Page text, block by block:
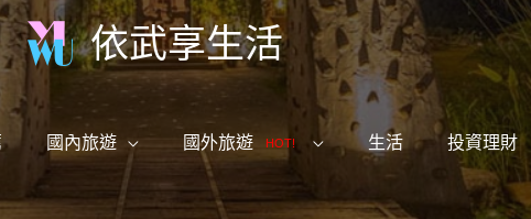
依武享生活
國內旅遊 國外旅遊 HOT! 生活 投資理財